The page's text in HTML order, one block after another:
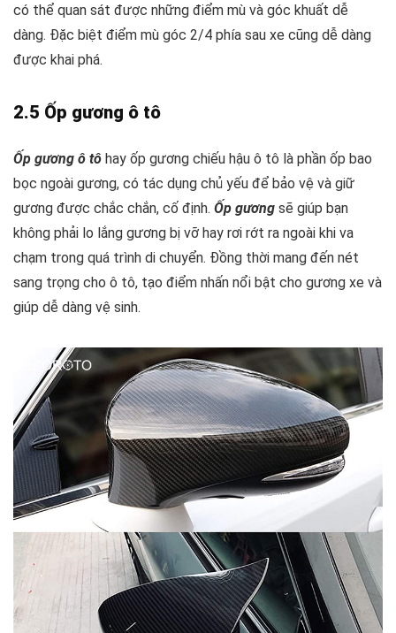
có thể quan sát được những điểm mù và góc khuất dễ
dàng. Đặc biệt điểm mù góc 2/4 phía sau xe cũng dễ dàng
được khai phá.
2.5 Ốp gương ô tô
Ốp gương ô tô hay ốp gương chiếu hậu ô tô là phần ốp bao
bọc ngoài gương, có tác dụng chủ yếu để bảo vệ và giữ
gương được chắc chắn, cố định. Ốp gương sẽ giúp bạn
không phải lo lắng gương bị vỡ hay rơi rớt ra ngoài khi va
chạm trong quá trình di chuyển. Đồng thời mang đến nét
sang trọng cho ô tô, tạo điểm nhấn nổi bật cho gương xe và
giúp dễ dàng vệ sinh.